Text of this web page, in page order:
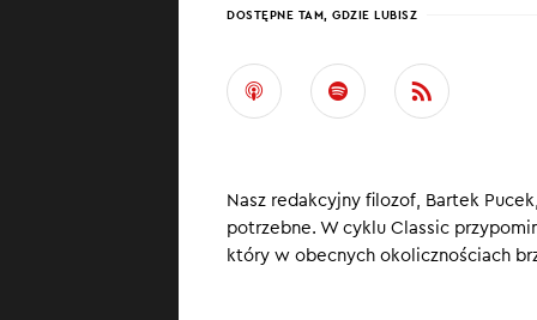
PROWADZĄCY:
DOSTĘPNE TAM, GDZIE LUBISZ
Nasz redakcyjny filozof, Bartek
potrzebne. W cyklu Classic
który w obecnych okolicznościach